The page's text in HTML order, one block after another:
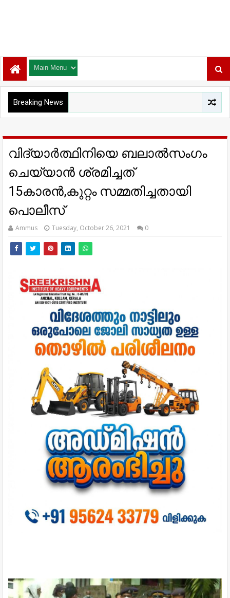
Breaking News
വിദ്യാര്‍ത്ഥിനിയെ ബലാല്‍സംഗം
ചെയ്യാന്‍ ശ്രമിച്ചത്
15കാരൻ,കുറ്റം സമ്മതിച്ചതായി
പൊലീസ്
Ammus Tuesday, October 26, 2021 0